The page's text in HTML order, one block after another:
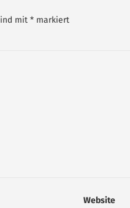
mit *markiert
Website